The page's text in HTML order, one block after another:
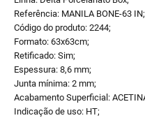
Referência: MANILA BONE-63 IN;
Código do produto: 2244;
Formato: 63x63cm;
Retificado: Sim;
Espessura: 8,6 mm;
Junta mínima: 2 mm;
Acabamento Superficial:
Indicação de uso: HT;